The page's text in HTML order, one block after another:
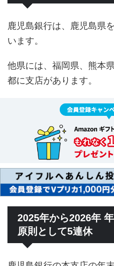
鹿児島銀行は、鹿児島県
います。
他県には、福岡県、熊本
都に支店があります。
2025年から2026年
原則として5連休